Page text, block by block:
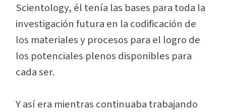
Scientology, él tenía las bases para toda la
investigación futura en la codificación de
los materiales y procesos para el logro de
los potenciales plenos disponibles para
cadaser.
Y así era mientras continuaba trabajando